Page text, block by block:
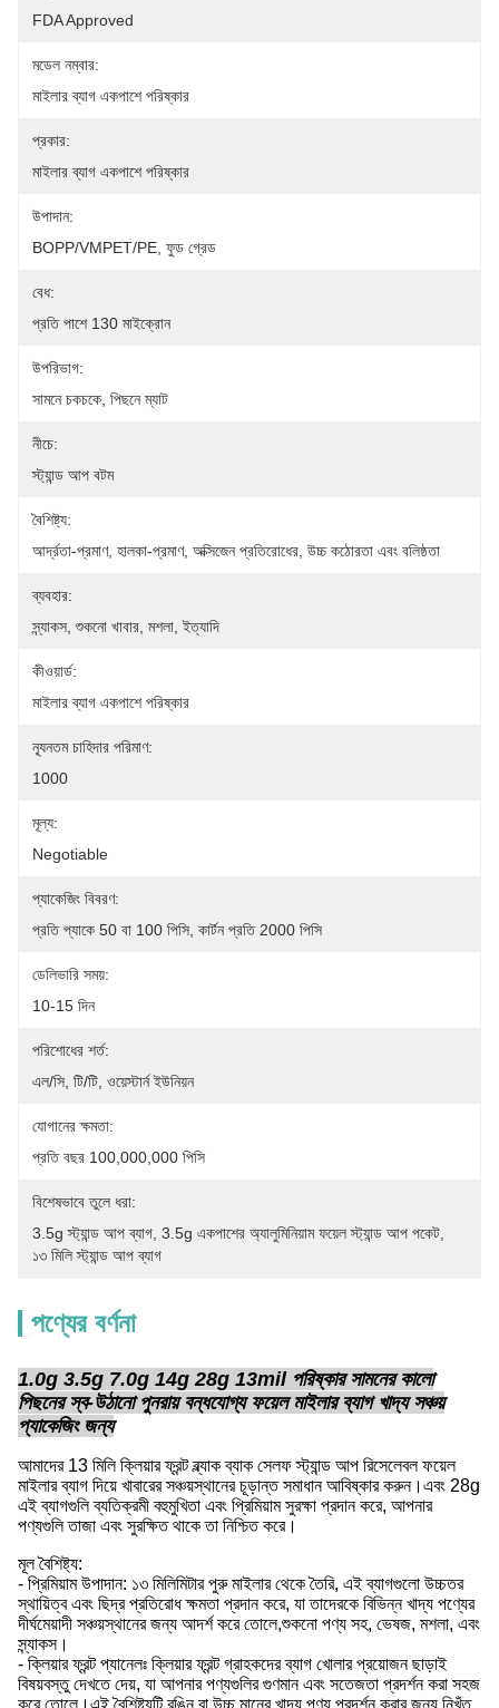
FDA Approved
মডেল নম্বার:
মাইলার ব্যাগ একপাশে পরিষ্কার
প্রকার:
মাইলার ব্যাগ একপাশে পরিষ্কার
উপাদান:
BOPP/VMPET/PE, ফুড গ্রেড
বেধ:
প্রতি পাশে 130 মাইক্রোন
উপরিভাগ:
সামনে চকচকে, পিছনে ম্যাট
নীচে:
স্ট্যান্ড আপ বটম
বৈশিষ্ট্য:
আর্দ্রতা-প্রমাণ, হালকা-প্রমাণ, অক্সিজেন প্রতিরোধের, উচ্চ কঠোরতা এবং বলিষ্ঠতা
ব্যবহার:
স্ন্যাকস, শুকনো খাবার, মশলা, ইত্যাদি
কীওয়ার্ড:
মাইলার ব্যাগ একপাশে পরিষ্কার
ন্যূনতম চাহিদার পরিমাণ:
1000
মূল্য:
Negotiable
প্যাকেজিং বিবরণ:
প্রতি প্যাকে 50 বা 100 পিসি, কার্টন প্রতি 2000 পিসি
ডেলিভারি সময়:
10-15 দিন
পরিশোধের শর্ত:
এল/সি, টি/টি, ওয়েস্টার্ন ইউনিয়ন
যোগানের ক্ষমতা:
প্রতি বছর 100,000,000 পিসি
বিশেষভাবে তুলে ধরা:
3.5g স্ট্যান্ড আপ ব্যাগ 3.5g একপাশের অ্যালুমিনিয়াম ফয়েল স্ট্যান্ড আপ পকেট
১৩ মিলি স্ট্যান্ড আপ ব্যাগ
পণ্যের বর্ণনা
1.0g 3.5g 7.0g 14g 28g 13mil পরিষ্কার সামনের কালো
পিছনের স্ব-উঠানো পুনরায় বন্ধযোগ্য ফয়েল মাইলার ব্যাগ খাদ্য সঞ্চয়
প্যাকেজিং জন্য
আমাদের 13 মিলি ক্লিয়ার ফ্রন্ট ব্ল্যাক ব্যাক সেলফ স্ট্যান্ড আপ রিসেলেবল ফয়েল
মাইলার ব্যাগ দিয়ে খাবারের সঞ্চয়স্থানের চূড়ান্ত সমাধান আবিষ্কার করুন।এবং 28g
এই ব্যাগগুলি ব্যতিক্রমী বহুমুখিতা এবং প্রিমিয়াম সুরক্ষা প্রদান করে, আপনার
পণ্যগুলি তাজা এবং সুরক্ষিত থাকে তা নিশ্চিত করে।
মূল বৈশিষ্ট্য:
- প্রিমিয়াম উপাদান: ১৩ মিলিমিটার পুরু মাইলার থেকে তৈরি, এই ব্যাগগুলো উচ্চতর
স্থায়িত্ব এবং ছিদ্র প্রতিরোধ ক্ষমতা প্রদান করে, যা তাদেরকে বিভিন্ন খাদ্য পণ্যের
দীর্ঘমেয়াদী সঞ্চয়স্থানের জন্য আদর্শ করে তোলে,শুকনো পণ্য সহ, ভেষজ, মশলা, এবং
স্ন্যাকস।
- ক্লিয়ার ফ্রন্ট প্যানেলঃ ক্লিয়ার ফ্রন্ট গ্রাহকদের ব্যাগ খোলার প্রয়োজন ছাড়াই
বিষয়বস্তু দেখতে দেয়, যা আপনার পণ্যগুলির গুণমান এবং সতেজতা প্রদর্শন করা সহজ
করে তোলে।এই বৈশিষ্ট্যটি রঙিন বা উচ্চ মানের খাদ্য পণ্য প্রদর্শন করার জন্য নিখুঁত.